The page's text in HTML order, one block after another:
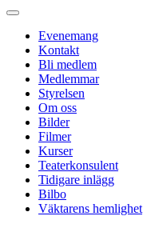
Evenemang
Kontakt
Bli medlem
Medlemmar
Styrelsen
Om oss
Bilder
Filmer
Kurser
Teaterkonsulent
Tidigare inlägg
Bilbo
Väktarens hemlighet